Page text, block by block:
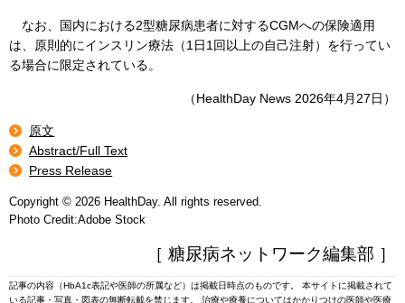
なお、国内における2型糖尿病患者に対するCGMへの保険適用
は、原則的にインスリン療法（1日1回以上の自己注射）を行ってい
る場合に限定されている。
（HealthDay News 2026年4月27日）
原文
Abstract/Full Text
Press Release
Copyright © 2026 HealthDay. All rights reserved.
Photo Credit:Adobe Stock
［ 糖尿病ネットワーク編集部 ］
記事の内容（HbA1c表記や医師の所属など）は掲載日時点のものです。 本サイトに掲載されて
いる記事・写真・図表の無断転載を禁じます。 治療や療養についてはかかりつけの医師や医療